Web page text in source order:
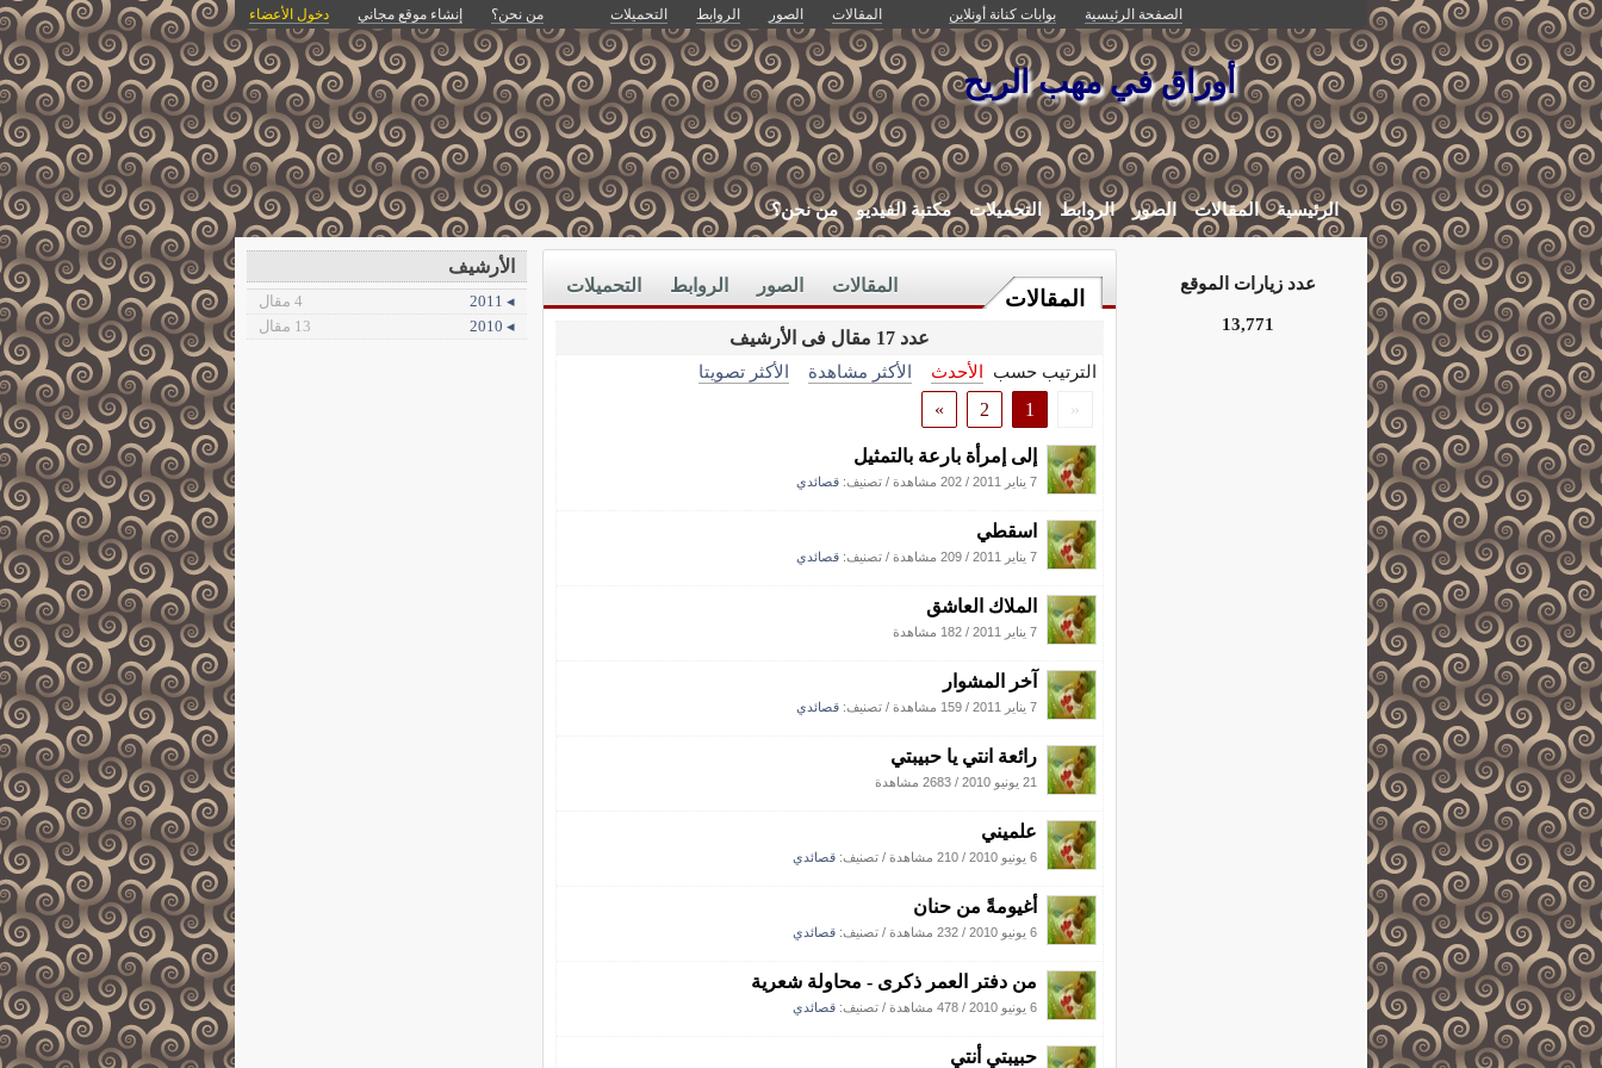
الصفحة الرئيسية بوابات كنانة أونلاين المقالات الصور الروابط التحميلات من نحن؟ إنشاء موقع مجاني دخول الأعضاء
أوراق في مهب الريح
الرئيسية المقالات الصور الروابط التحميلات مكتبة الفيديو من نحن؟
المقالات
التحميلات الروابط الصور المقالات
عدد 17 مقال فى الأرشيف
الترتيب حسب الأحدث الأكثر مشاهدة
الأكثر تصويتا
«
1
2
»
إلى إمرأة بارعة بالتمثيل
7 يناير 2011 / 202 مشاهدة / تصنيف: قصائدي
اسقطي
7 يناير 2011 / 209 مشاهدة / تصنيف: قصائدي
الملاك العاشق
7 يناير 2011 / 182 مشاهدة
آخر المشوار
7 يناير 2011 / 159 مشاهدة / تصنيف: قصائدي
رائعة انتي يا حبيبتي
21 يونيو 2010 / 2683 مشاهدة
علميني
6 يونيو 2010 / 210 مشاهدة / تصنيف: قصائدي
أغيومةً من حنان
6 يونيو 2010 / 232 مشاهدة / تصنيف: قصائدي
من دفتر العمر ذكرى - محاولة شعرية
6 يونيو 2010 / 478 مشاهدة / تصنيف: قصائدي
حبيبتي أنتي
عدد زيارات الموقع
13,771
الأرشيف
◂ 2011
4 مقال
◂ 2010
13 مقال